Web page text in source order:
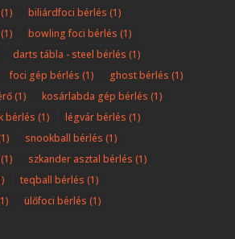
(1) biliárdfoci bérlés (1)
(1) bowling foci bérlés (1)
darts tábla - steel bérlés (1)
foci gép bérlés (1) ghost bérlés (1)
(1) kosárlabda gép bérlés (1)
bérlés (1) légvár bérlés (1)
snookball bérlés (1)
(1) szkander asztal bérlés (1)
teqball bérlés (1)
ülőfoci bérlés (1)